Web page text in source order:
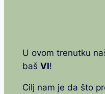
U ovom trenutku
baš VI!
Cilj nam je da što